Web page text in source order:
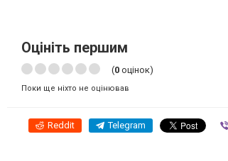
Оцініть першим
(0 оцінок)
Поки ще ніхто не оцінював
Reddit Telegram